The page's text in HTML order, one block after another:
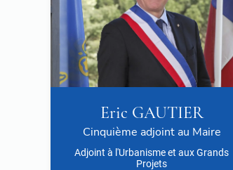
Eric GAUTIER
Cinquième adjoint au Maire
Adjoint à l'Urbanisme et aux Grands
Projets